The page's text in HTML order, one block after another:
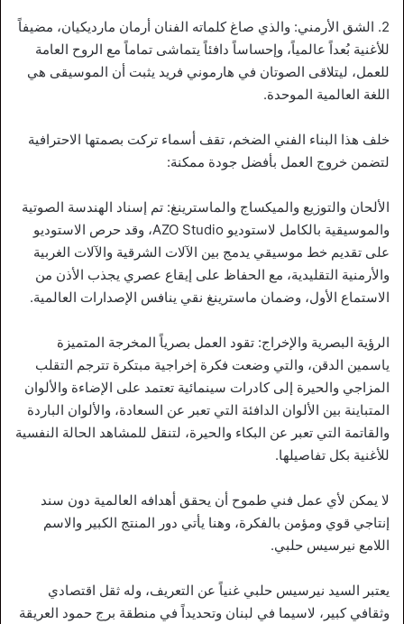
2. الشق الأرمني: والذي صاغ كلماته الفنان أرمان مارديكيان، مضيفاً
للأغنية بُعداً عالمياً، وإحساساً دافئاً يتماشى تماماً مع الروح العامة
للعمل، ليتلاقى الصوتان في هارموني فريد يثبت أن الموسيقى هي
اللغة العالمية الموحدة.
خلف هذا البناء الفني الضخم، تقف أسماء تركت بصمتها الاحترافية
لتضمن خروج العمل بأفضل جودة ممكنة:
الألحان والتوزيع والميكساج والماسترينغ: تم إسناد الهندسة الصوتية
والموسيقية بالكامل لاستوديو AZO Studio، وقد حرص الاستوديو
على تقديم خط موسيقي يدمج بين الآلات الشرقية والآلات الغربية
والأرمنية التقليدية، مع الحفاظ على إيقاع عصري يجذب الأذن من
الاستماع الأول، وضمان ماسترينغ نقي ينافس الإصدارات العالمية.
الرؤية البصرية والإخراج: تقود العمل بصرياً المخرجة المتميزة
ياسمين الدقن، والتي وضعت فكرة إخراجية مبتكرة تترجم التقلب
المزاجي والحيرة إلى كادرات سينمائية تعتمد على الإضاءة والألوان
المتباينة بين الألوان الدافئة التي تعبر عن السعادة، والألوان الباردة
والقاتمة التي تعبر عن البكاء والحيرة، لتنقل للمشاهد الحالة النفسية
للأغنية بكل تفاصيلها.
لا يمكن لأي عمل فني طموح أن يحقق أهدافه العالمية دون سند
إنتاجي قوي ومؤمن بالفكرة، وهنا يأتي دور المنتج الكبير والاسم
اللامع نيرسيس حلبي.
يعتبر السيد نيرسيس حلبي غنياً عن التعريف، وله ثقل اقتصادي
وثقافي كبير، لاسيما في لبنان وتحديداً في منطقة برج حمود العريقة